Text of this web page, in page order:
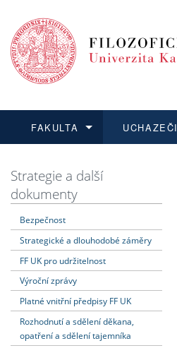
FAKULTA
Dozvědět se více
UCHAZEČI
Podat přihlášku
Dozvědět se více
Dozvědět se více
Dozvědět se více
Strategie a další
dokumenty
Bezpečnost
Strategické a dlouhodobé záměry
FF UK pro udržitelnost
Výroční zprávy
Platné vnitřní předpisy FF UK
Rozhodnutí a sdělení děkana,
opatření a sdělení tajemníka